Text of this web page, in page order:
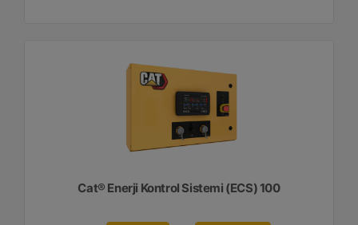
Cat® Enerji Kontrol Sistemi (ECS) 100